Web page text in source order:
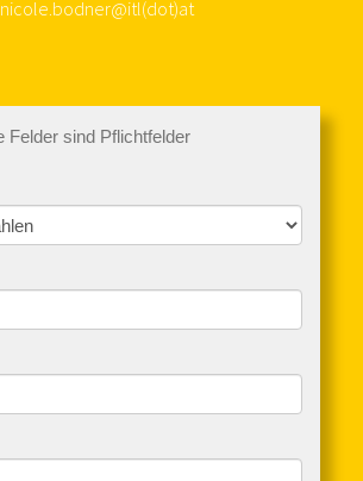
nicole.bodner@itl(dot)at